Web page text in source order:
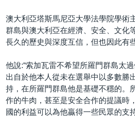
澳大利亞塔斯馬尼亞大學法學院學術
群島與澳大利亞在經濟、安全、文化
長久的歷史與深度互信，但也因此有
他說:“索加瓦雷不希望所羅門群島太
出自於他本人從未在選舉中以多數勝
持，在所羅門群島他是基礎不穩的。
作的牛肉，甚至是安全合作的提議時
國的利益可以為他贏得一些民眾的支